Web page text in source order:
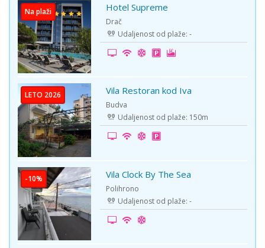
Na plaži Hotel Supreme
Drač
Udaljenost od plaže: -
LETO 2026 Vila Restoran kod Iva
Budva
Udaljenost od plaže: 150m
-10% Vila Clock By The Sea
Polihrono
Udaljenost od plaže: -